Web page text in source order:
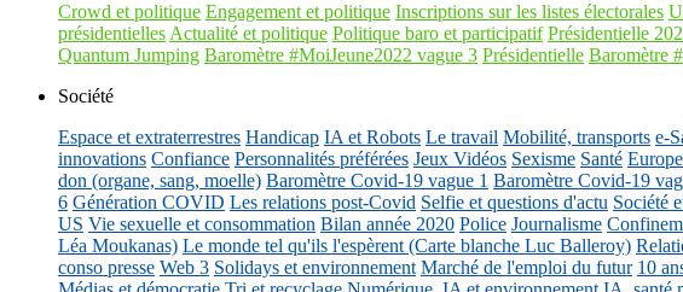
Crowd et politique Engagement et politique Inscriptions sur les listes électorales
présidentielles Actualité et politique Politique baro et participatif Présidentielle
Quantum Jumping Baromètre #MoiJeune2022 vague 3 Présidentielle Baromètre
Société
Espace et extraterrestres Handicap IA et Robots Le travail Mobilité, transports e-
innovations Confiance Personnalités préférées Jeux Vidéos Sexisme Santé Europe
don (organe, sang, moelle) Baromètre Covid-19 vague 1 Baromètre Covid-19
6 Génération COVID Les relations post-Covid Selfie et questions d'actu Société
US Vie sexuelle et consommation Bilan année 2020 Police Journalisme
Léa Moukanas) Le monde tel qu'ils l'espèrent (Carte blanche Luc Balleroy)
conso presse Web 3 Solidays et environnement Marché de l'emploi du futur 10